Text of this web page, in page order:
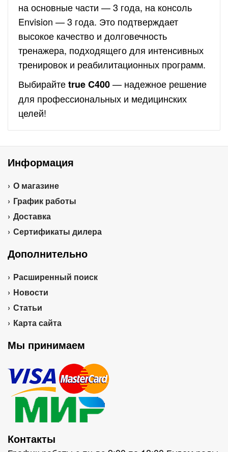
на основные части — 3 года, на консоль
Envision — 3 года. Это подтверждает
высокое качество и долговечность
тренажера, подходящего для интенсивных
тренировок и реабилитационных программ.
Выбирайтеtrue C400— надежное решение
для профессиональных и медицинских
целей!
Информация
О магазине
График работы
Доставка
Сертификаты дилера
Дополнительно
Расширенный поиск
Новости
Статьи
Карта сайта
Мы принимаем
Контакты